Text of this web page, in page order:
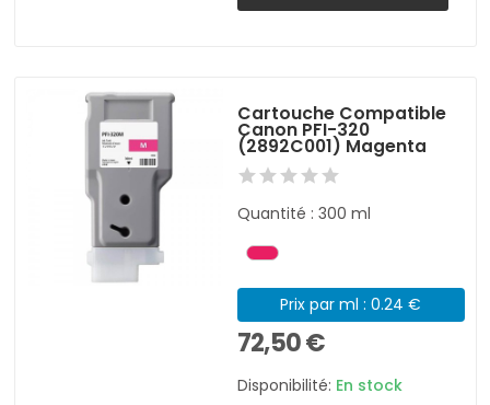
Cartouche Compatible
Canon PFI-320
(2892C001) Magenta
Quantité : 300 ml
Prix par ml : 0.24 €
72,50 €
Disponibilité: En stock